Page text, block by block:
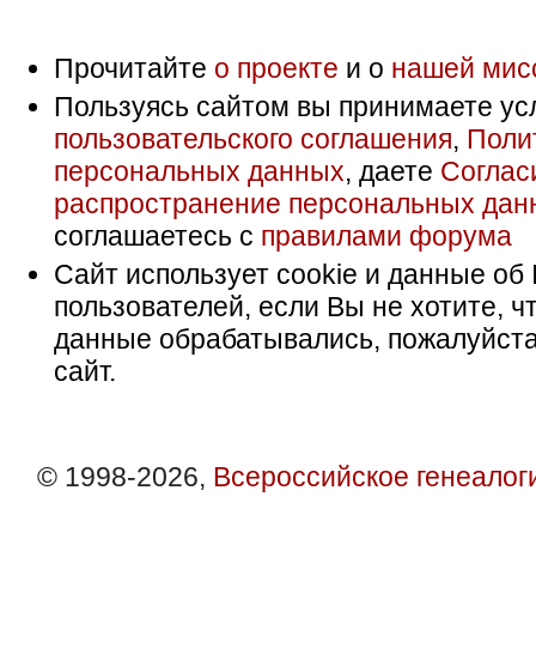
Прочитайте о проекте и о нашей
Пользуясь сайтом вы принимаете
пользовательского соглашения,
персональных данных, даете
распространение персональных
соглашаетесь с правилами форума
Сайт использует cookie и данные об
пользователей, если Вы не хотите,
данные обрабатывались,
сайт.
© 1998-2026, Всероссийское